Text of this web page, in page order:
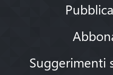
Suggerimenti